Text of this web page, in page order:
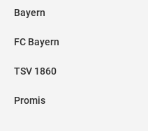
Bayern
FC Bayern
TSV 1860
Promis